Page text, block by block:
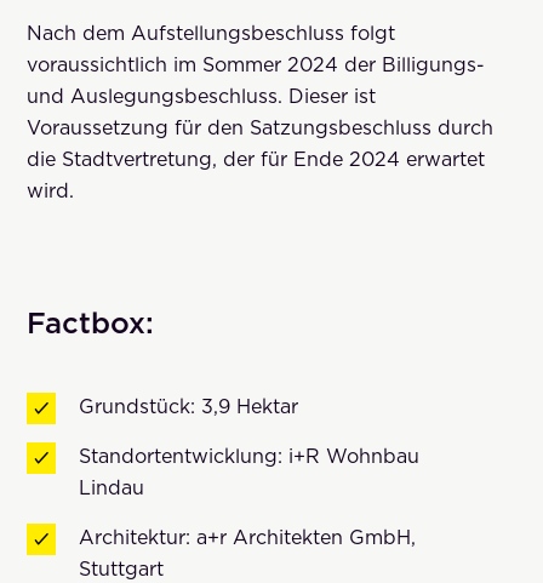
Nach dem Aufstellungsbeschluss folgt
voraussichtlich im Sommer 2024 der Billigungs-
und Auslegungsbeschluss. Dieser ist
Voraussetzung für den Satzungsbeschluss durch
die Stadtvertretung, der für Ende 2024 erwartet
wird.
Factbox:
Grundstück: 3,9 Hektar
Standortentwicklung: i+R Wohnbau
Lindau
Architektur: a+r Architekten GmbH,
Stuttgart